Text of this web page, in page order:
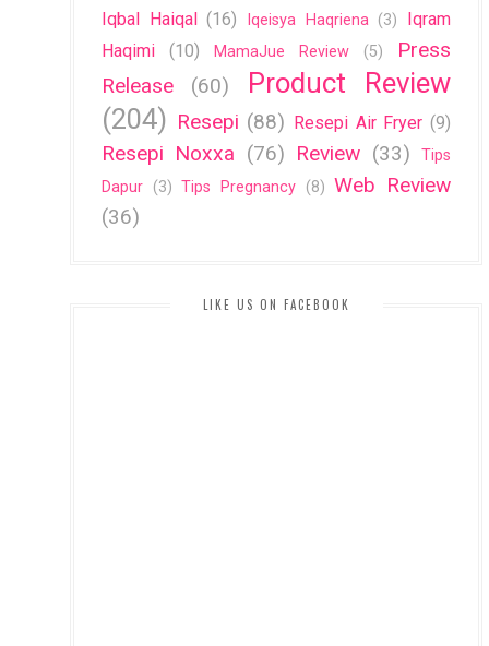
Iqbal Haiqal (16) Iqeisya Haqriena (3)
Iqram
Haqimi
(10) MamaJue Review (5)
Press
Release
(60)
Product Review
(204) Resepi (88) Resepi Air Fryer (9)
Resepi Noxxa (76) Review (33)
Tips
Dapur (3) Tips Pregnancy (8) Web Review
(36)
LIKE US ON FACEBOOK